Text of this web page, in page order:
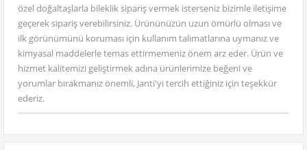
özel doğaltaşlarla bileklik sipariş vermek isterseniz bizimle iletişime
geçerek sipariş verebilirsiniz. Ürününüzün uzun ömürlü olması ve
ilk görünümünü koruması için kullanım talimatlarına uymanız ve
kimyasal maddelerle temas ettirmemeniz önem arz eder. Ürün ve
hizmet kalitemizi geliştirmek adına ürünlerimize beğeni ve
yorumlar bırakmanız önemli, Janti'yi tercih ettiğiniz için teşekkür
ederiz.